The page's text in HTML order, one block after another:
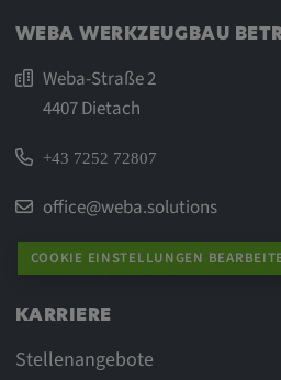
WEBA WERKZEUGBAU
Weba-Straße 2
4407 Dietach
+43 7252 72807
office@weba.solutions
COOKIE EINSTELLUNGEN
KARRIERE
Stellenangebote